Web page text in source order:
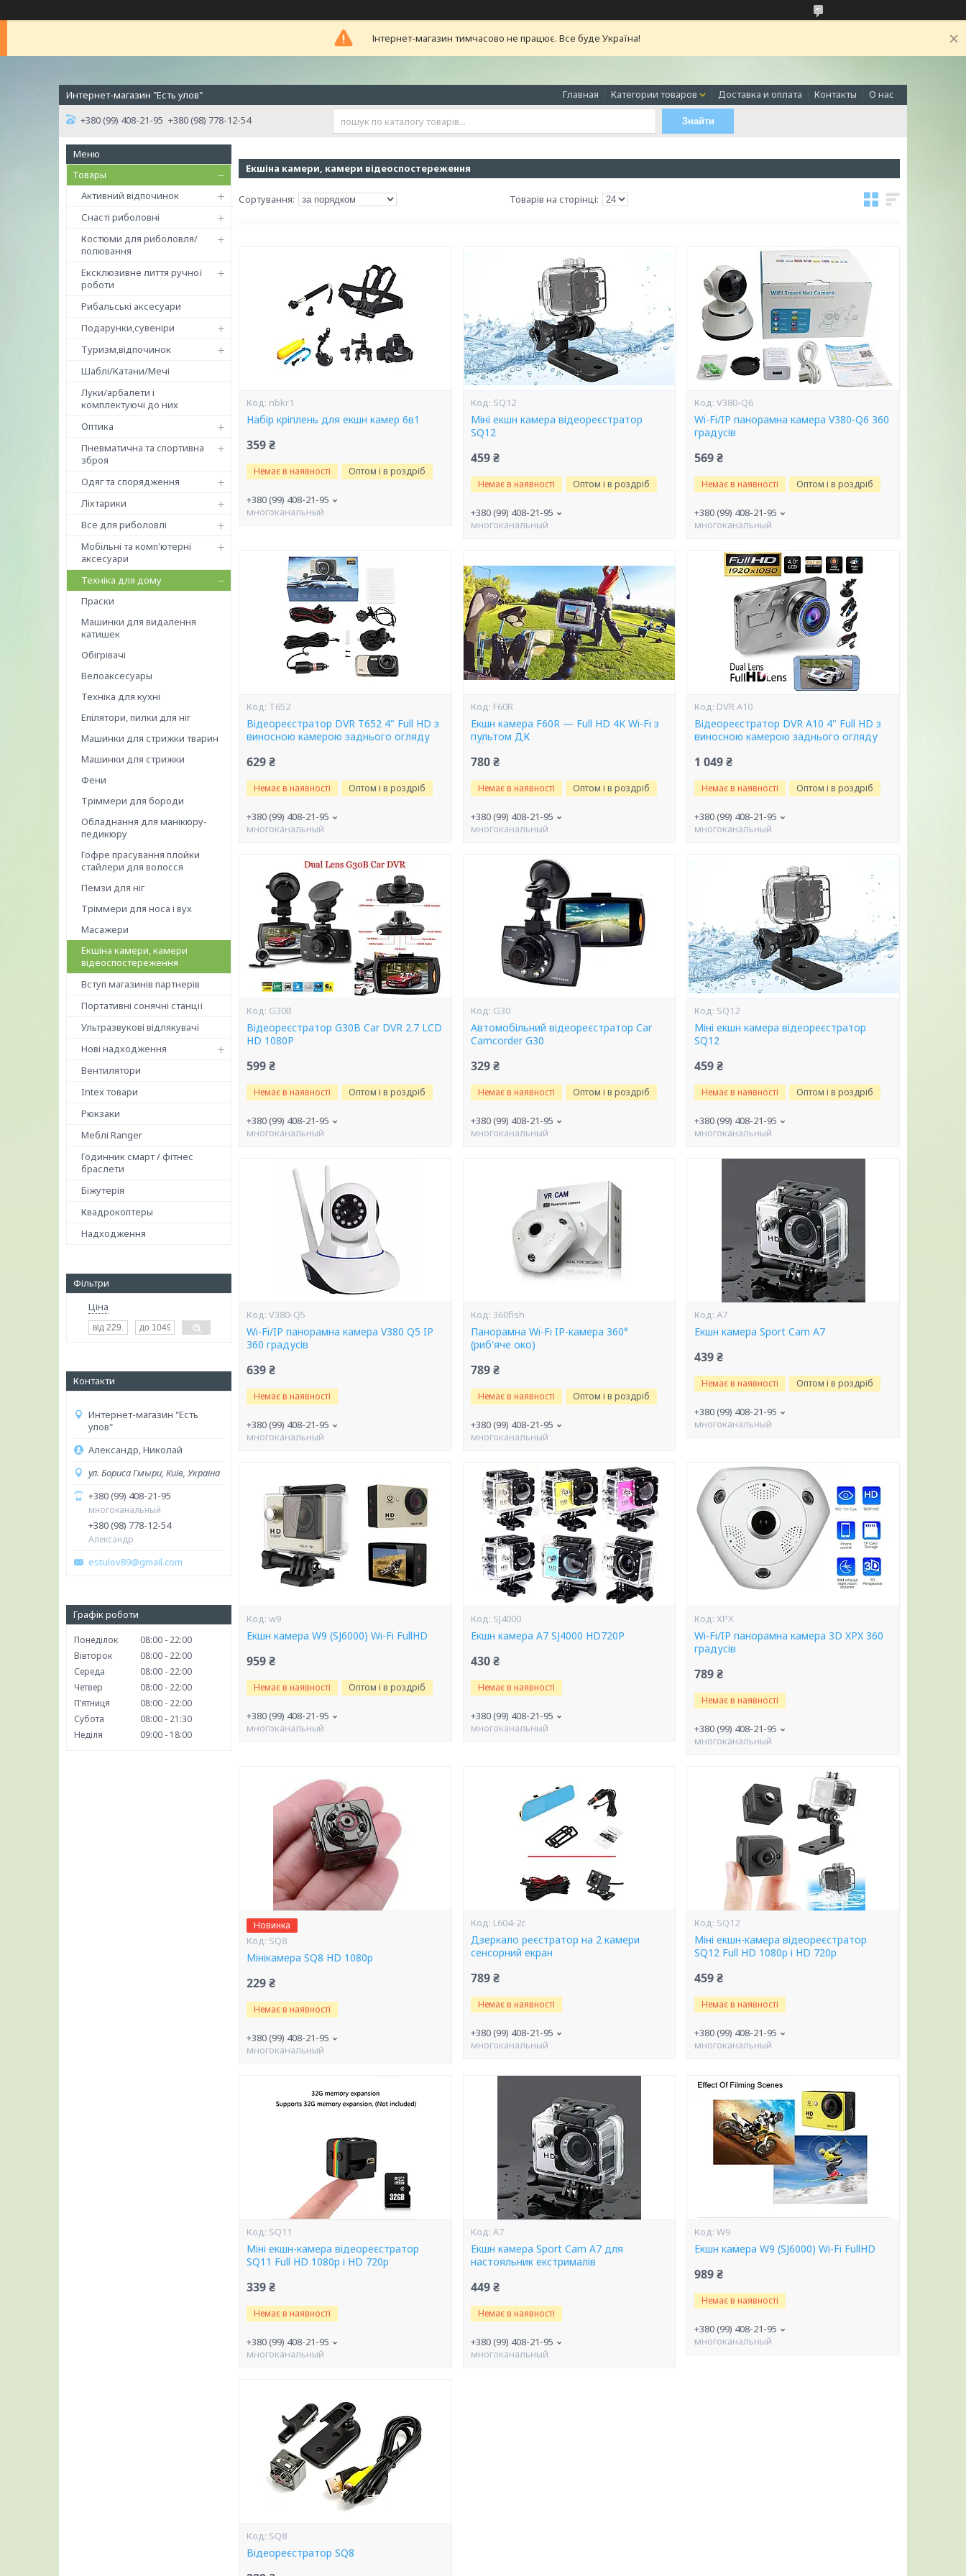
Інтернет-магазин тимчасово не працює. Все буде Україна!
Интернет-магазин "Есть улов" Главная Категории товаров Доставка и оплата Контакты О нас
+380 (99) 408-21-95 +380 (98) 778-12-54 Знайти
Товары
Активний відпочинок
Снасті риболовні
Костюми для риболовля/
полювання
Ексклюзивне лиття ручної
роботи
Рибальські аксесуари
Подарунки,сувеніри
Туризм,відпочинок
Шаблі/Катани/Мечі
Луки/арбалети і
комплектуючі до них
Оптика
Пневматична та спортивна
зброя
Одяг та спорядження
Ліхтарики
Все для риболовлі
Мобільні та комп'ютерні
аксесуари
Техніка для дому
Праски
Машинки для видалення
катишек
Обігрівачі
Велоаксесуары
Техніка для кухні
Епілятори, пилки для ніг
Машинки для стрижки тварин
Машинки для стрижки
Фени
Тріммери для бороди
Обладнання для манікюру-
педикюру
Гофре прасування плойки
стайлери для волосся
Пемзи для ніг
Тріммери для носа і вух
Масажери
Екшіна камери, камери
відеоспостереження
Вступ магазинів партнерів
Портативні сонячні станції
Ультразвукові відлякувачі
Нові надходження
Вентилятори
Intex товари
Рюкзаки
Меблі Ranger
Годинник смарт / фітнес
браслети
Біжутерія
Квадрокоптеры
Надходження
Фільтри
Ціна
Контакти
Интернет-магазин "Есть
улов"
Александр, Николай
ул. Бориса Гмыри, Київ, Україна
+380 (99) 408-21-95
многоканальный
+380 (98) 778-12-54
Александр
estulov89@gmail.com
Графік роботи
Понеділок 08:00
22:00
Вівторок
08:00
22:00
Середа
08:00
22:00
Четвер
08:00
22:00
Пʼятниця
08:00
22:00
Субота
08:00
21:30
Неділя
09:00 18:00
Екшіна камери, камери відеоспостереження
nbkr1
Набір кріплень для екшн камер 6в1
359 ₴
Немає в наявності Оптом і в роздріб
+380 (99) 408-21-95
многоканальный
SQ12
Міні екшн камера відеореєстратор
SQ12
459 ₴
Немає в наявності Оптом і в роздріб
+380 (99) 408-21-95
многоканальный
V380-Q6
Wi-Fi/IP панорамна камера V380-Q6 360
градусів
569 ₴
Немає в наявності Оптом і в роздріб
+380 (99) 408-21-95
многоканальный
T652
Відеореєстратор DVR T652 4" Full HD з
виносною камерою заднього огляду
629 ₴
Немає в наявності Оптом і в роздріб
+380 (99) 408-21-95
многоканальный
F60R
Екшн камера F60R — Full HD 4K Wi-Fi з
пультом ДК
780 ₴
Немає в наявності Оптом і в роздріб
+380 (99) 408-21-95
многоканальный
DVR A10
Відеореєстратор DVR A10 4" Full HD з
виносною камерою заднього огляду
1 049 ₴
Немає в наявності Оптом і в роздріб
+380 (99) 408-21-95
многоканальный
G30B
Відеореєстратор G30B Car DVR 2.7 LCD
HD 1080P
599 ₴
Немає в наявності Оптом і в роздріб
+380 (99) 408-21-95
многоканальный
G30
Автомобільний відеореєстратор Car
Camcorder G30
329 ₴
Немає в наявності Оптом і в роздріб
+380 (99) 408-21-95
многоканальный
SQ12
Міні екшн камера відеореєстратор
SQ12
459 ₴
Немає в наявності Оптом і в роздріб
+380 (99) 408-21-95
многоканальный
V380-Q5
Wi-Fi/IP панорамна камера V380 Q5 IP
360 градусів
639 ₴
Немає в наявності
+380 (99) 408-21-95
многоканальный
360fish
Панорамна Wi-Fi IP-камера 360°
(риб'яче око)
789 ₴
Немає в наявності Оптом і в роздріб
+380 (99) 408-21-95
многоканальный
A7
Екшн камера Sport Cam A7
439 ₴
Немає в наявності Оптом і в роздріб
+380 (99) 408-21-95
многоканальный
w9
Екшн камера W9 (SJ6000) Wi-Fi FullHD
959 ₴
Немає в наявності Оптом і в роздріб
+380 (99) 408-21-95
многоканальный
SJ4000
Екшн камера A7 SJ4000 HD720P
430 ₴
Немає в наявності
+380 (99) 408-21-95
многоканальный
XPX
Wi-Fi/IP панорамна камера 3D XPX 360
градусів
789 ₴
Немає в наявності
+380 (99) 408-21-95
многоканальный
Новинка
SQ8
Мінікамера SQ8 HD 1080p
229 ₴
Немає в наявності
+380 (99) 408-21-95
многоканальный
L604-2c
Дзеркало реєстратор на 2 камери
сенсорний екран
789 ₴
Немає в наявності
+380 (99) 408-21-95
многоканальный
SQ12
Міні екшн-камера відеореєстратор
SQ12 Full HD 1080p і HD 720p
459 ₴
Немає в наявності
+380 (99) 408-21-95
многоканальный
SQ11
Міні екшн-камера відеореєстратор
SQ11 Full HD 1080p і HD 720p
339 ₴
Немає в наявності
+380 (99) 408-21-95
многоканальный
А7
Екшн камера Sport Cam A7 для
настояльник екстрималів
449 ₴
Немає в наявності
+380 (99) 408-21-95
многоканальный
W9
Екшн камера W9 (SJ6000) Wi-Fi FullHD
989 ₴
Немає в наявності
+380 (99) 408-21-95
многоканальный
SQ8
Відеореєстратор SQ8